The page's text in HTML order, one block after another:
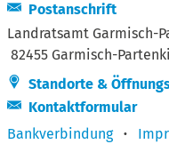
Postanschrift
Landratsamt Garmisch-
82455 Garmisch-
Standorte &
Kontaktformular
Bankverbindung
·